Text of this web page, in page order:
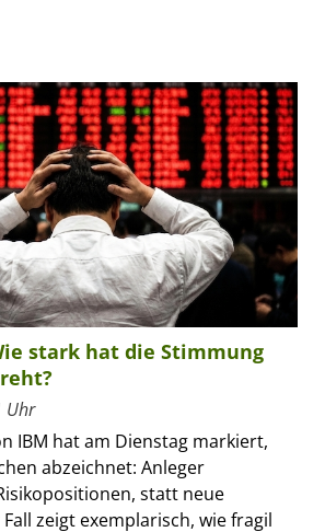
stark hat die Stimmung
Uhr
IBM hat am Dienstag markiert,
abzeichnet: Anleger
statt neue
zeigt exemplarisch, wie fragil